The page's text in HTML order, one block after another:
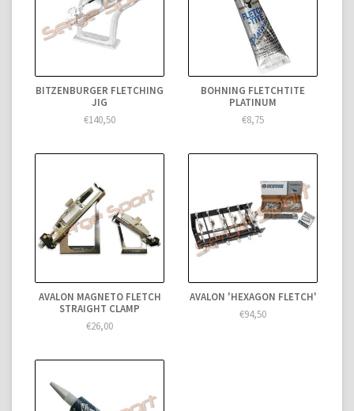
BITZENBURGER FLETCHING
JIG
€140,50
BOHNING FLETCHTITE
PLATINUM
€8,75
AVALON MAGNETO FLETCH
STRAIGHT CLAMP
€26,00
AVALON 'HEXAGON FLETCH'
€94,50